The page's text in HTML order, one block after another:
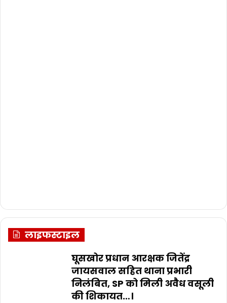
लाइफस्टाइल
घूसखोर प्रधान आरक्षक जितेंद्र
जायसवाल सहित थाना प्रभारी
निलंबित, SP को मिली अवैध वसूली
की शिकायत…।